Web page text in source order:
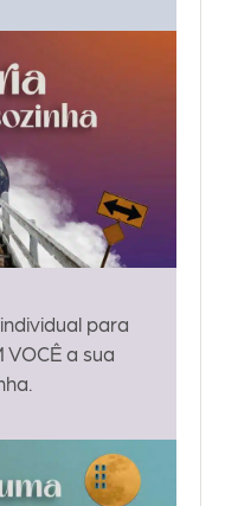
para
a sua